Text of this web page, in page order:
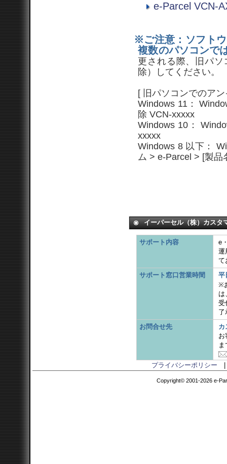
e-Parcel VCN-
※ご注意：ソフト
複数のパソコンで
更される際、旧パ
除）してください。
[ 旧パソコンでのア
Windows 11：
除 VCN-xxxxx
Windows 10：
xxxxx
Windows 8 以下：
ム > e-Parcel > [製
イーパーセル（株）カスタ
サポート内容
e
運
て
サポート窓口営業時間
平
※
は
受
了
お問合せ先
カ
お
プライバシーポリシー
Copyright© 2001-2026 e-